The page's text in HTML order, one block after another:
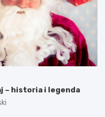
– historia i legenda